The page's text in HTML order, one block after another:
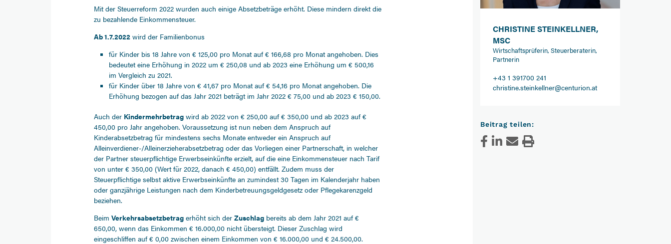
Mit der Steuerreform 2022 wurden auch einige Absetzbeträge erhöht. Diese mindern direkt die
zu bezahlende Einkommensteuer.
Ab 1.7.2022 wird der Familienbonus
für Kinder bis 18 Jahre von € 125,00 pro Monat auf € 166,68 pro Monat angehoben. Dies
bedeutet eine Erhöhung in 2022 um € 250,08 und ab 2023 eine Erhöhung um € 500,16
im Vergleich zu 2021.
für Kinder über 18 Jahre von € 41,67 pro Monat auf € 54,16 pro Monat angehoben. Die
Erhöhung bezogen auf das Jahr 2021 beträgt im Jahr 2022 € 75,00 und ab 2023 € 150,00.
Auch der Kindermehrbetrag wird ab 2022 von € 250,00 auf € 350,00 und ab 2023 auf €
450,00 pro Jahr angehoben. Voraussetzung ist nun neben dem Anspruch auf
Kinderabsetzbetrag für mindestens sechs Monate entweder ein Anspruch auf
Alleinverdiener-/Alleinerzieherabsetzbetrag oder das Vorliegen einer Partnerschaft, in welcher
der Partner steuerpflichtige Erwerbseinkünfte erzielt, auf die eine Einkommensteuer nach Tarif
von unter € 350,00 (Wert für 2022, danach € 450,00) entfällt. Zudem muss der
Steuerpflichtige selbst aktive Erwerbseinkünfte an zumindest 30 Tagen im Kalenderjahr haben
oder ganzjährige Leistungen nach dem Kinderbetreuungsgeldgesetz oder Pflegekarenzgeld
beziehen.
Beim Verkehrsabsetzbetrag erhöht sich der Zuschlag bereits ab dem Jahr 2021 auf €
650,00, wenn das Einkommen € 16.000,00 nicht übersteigt. Dieser Zuschlag wird
eingeschliffen auf € 0,00 zwischen einem Einkommen von € 16.000,00 und € 24.500,00.
CHRISTINE STEINKELLNER,
MSC
Wirtschaftsprüferin, Steuerberaterin,
Partnerin
+43 1 391700 241
christine.steinkellner@centurion.at
Beitrag teilen: